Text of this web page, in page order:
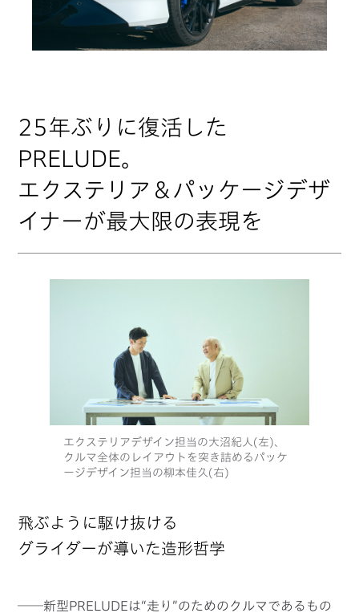
25年ぶりに復活した
PRELUDE。
エクステリア＆パッケージデザ
イナーが最大限の表現を
飛ぶように駆け抜ける
グライダーが導いた造形哲学
──新型PRELUDEは“走り”のためのクルマであるもの
エクステリアデザイン担当の大沼紀人(左)、
クルマ全体のレイアウトを突き詰めるパッケ
ージデザイン担当の柳本佳久(右)